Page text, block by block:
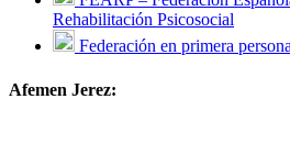
Rehabilitación Psicosocial
Federación en primera
Afemen Jerez: